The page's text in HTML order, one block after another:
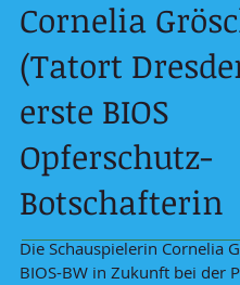
Cornelia
(Tatort
erste BIOS
Opferschutz-
Botschafterin